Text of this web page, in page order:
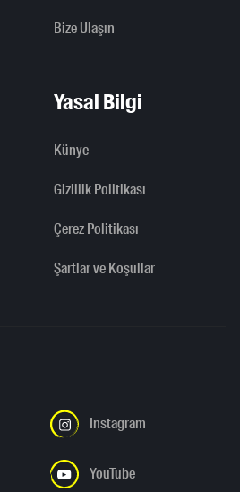
Bize Ulaşın
Yasal Bilgi
Künye
Gizlilik Politikası
Çerez Politikası
Şartlar ve Koşullar
Instagram
YouTube